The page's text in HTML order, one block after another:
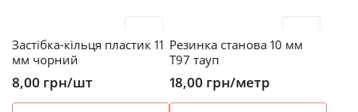
Застібка-кільця пластик 11
мм чорний
8,00 грн/шт
Резинка станова 10 мм
T97 тауп
18,00 грн/метр